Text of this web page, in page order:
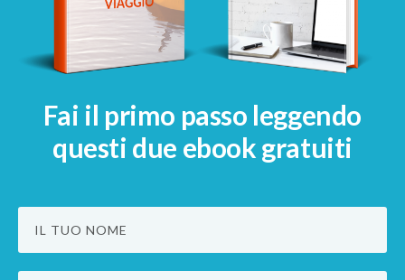
Fai il primo passo leggendo
questi due ebookgratuiti